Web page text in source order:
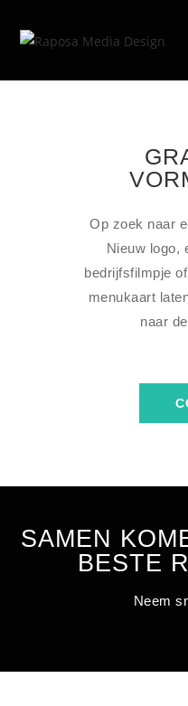
Op zoek naar
Nieuw logo,
bedrijfsfilmpje
menukaart
naar
SAMEN
BESTE
Neem